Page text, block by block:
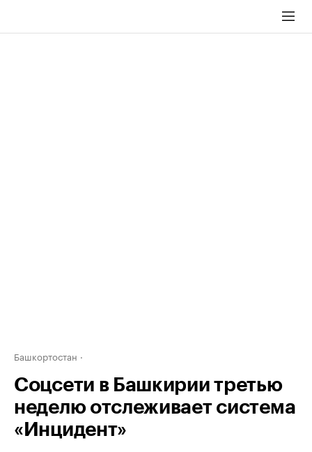
Башкортостан
Соцсети в Башкирии третью
неделю отслеживает система
«Инцидент»